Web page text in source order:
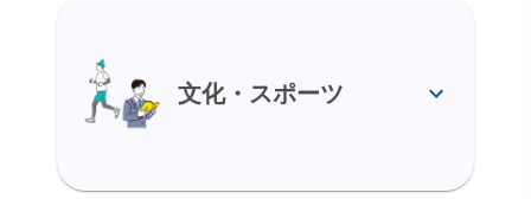
文化・スポーツ